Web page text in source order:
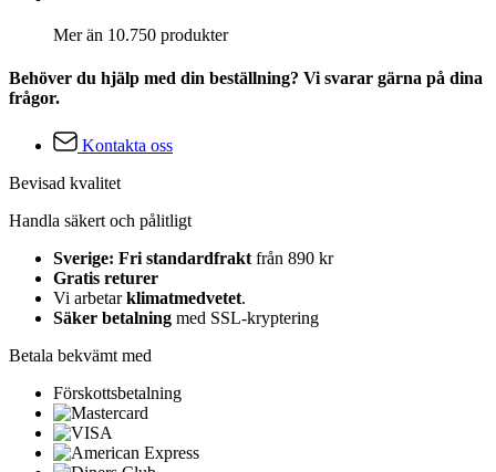
Mer än 10.750 produkter
Behöver du hjälp med din beställning? Vi svarar gärna på dina
frågor.
Kontakta oss
Bevisad kvalitet
Handla säkert och pålitligt
Sverige: Fri standardfrakt från 890 kr
Gratis returer
Vi arbetarklimatmedvetet.
Säker betalning med SSL-kryptering
Betala bekvämt med
Förskottsbetalning